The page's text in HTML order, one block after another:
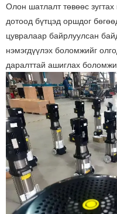
Олон шатлалт төвөөс
дотоод бүтцэд оршдог
цувралаар байрлуулсан
нэмэгдүүлэх боломжийг
даралттай ашиглах